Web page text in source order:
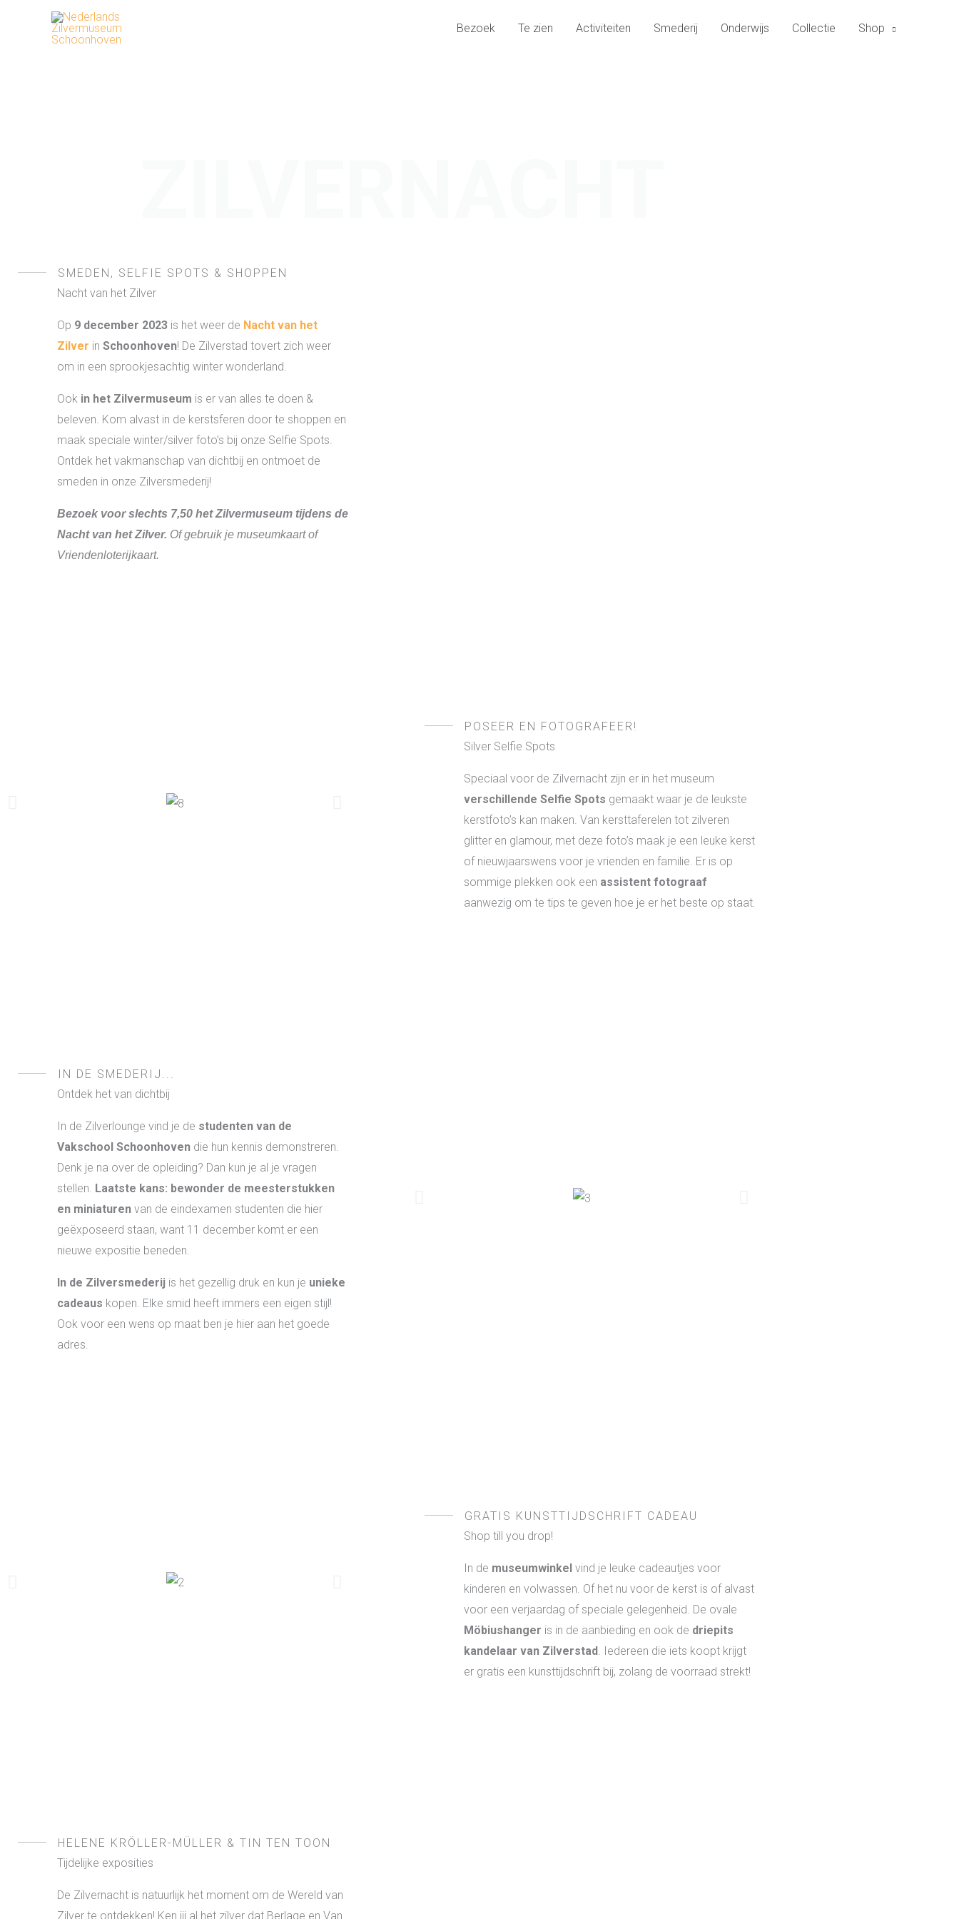
Bezoek Te zien Activiteiten Smederij Onderwijs Collectie Shop
SMEDEN, SELFIE SPOTS & SHOPPEN
Nacht van het Zilver
Op 9 december 2023 is het weer de Nacht van het
Zilver in Schoonhoven! De Zilverstad tovert zich weer
om in een sprookjesachtig winter wonderland.
Ook in het Zilvermuseum is er van alles te doen &
beleven. Kom alvast in de kerstsferen door te shoppen en
maak speciale winter/silver foto’s bij onze Selfie Spots.
Ontdek het vakmanschap van dichtbij en ontmoet de
smeden in onze Zilversmederij!
Bezoek voor slechts 7,50 het Zilvermuseum tijdens de
Nacht van het Zilver. Of gebruik je museumkaart of
Vriendenloterijkaart.
POSEER EN FOTOGRAFEER!
Silver Selfie Spots
Speciaal voor de Zilvernacht zijn er in het museum
verschillende Selfie Spots gemaakt waar je de leukste
kerstfoto’s kan maken. Van kersttaferelen tot zilveren
glitter en glamour, met deze foto’s maak je een leuke kerst
of nieuwjaarswens voor je vrienden en familie. Er is op
sommige plekken ook een assistent fotograaf
aanwezig om te tips te geven hoe je er het beste op staat.
IN DE SMEDERIJ...
Ontdek het van dichtbij
In de Zilverlounge vind je de studenten van de
Vakschool Schoonhoven die hun kennis demonstreren.
Denk je na over de opleiding? Dan kun je al je vragen
stellen. Laatste kans: bewonder de meesterstukken
en miniaturen van de eindexamen studenten die hier
geëxposeerd staan, want 11 december komt er een
nieuwe expositie beneden.
In de Zilversmederij is het gezellig druk en kun je unieke
cadeaus kopen. Elke smid heeft immers een eigen stijl!
Ook voor een wens op maat ben je hier aan het goede
adres.
GRATIS KUNSTTIJDSCHRIFT CADEAU
Shop till you drop!
In de museumwinkel vind je leuke cadeautjes voor
kinderen en volwassen. Of het nu voor de kerst is of alvast
voor een verjaardag of speciale gelegenheid. De ovale
Möbiushanger is in de aanbieding en ook de driepits
kandelaar van Zilverstad. Iedereen die iets koopt krijgt
er gratis een kunsttijdschrift bij, zolang de voorraad strekt!
HELENE KRÖLLER-MÜLLER & TIN TEN TOON
Tijdelijke exposities
De Zilvernacht is natuurlijk het moment om de Wereld van
Zilver te ontdekken! Ken jij al het zilver dat Berlage en Van